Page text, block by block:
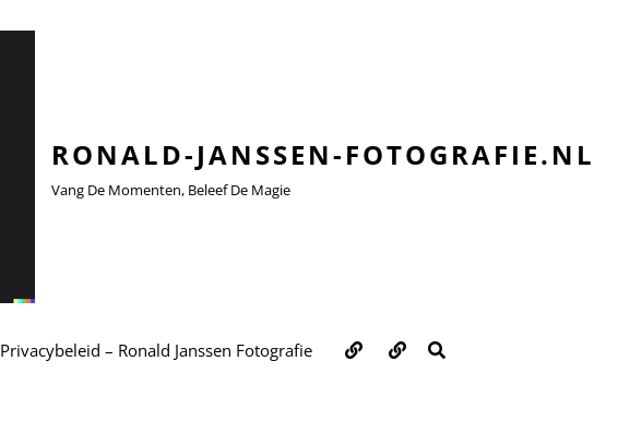
RONALD-JANSSEN-FOTOGRAFIE.NL
Vang De Momenten, Beleef De Magie
Privacybeleid – Ronald Janssen Fotografie Over
ons
Contact